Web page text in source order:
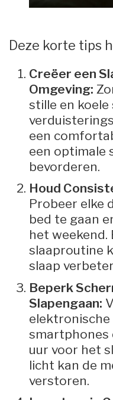
Deze korte tips
Creëer een
Omgeving:
stille en koele
een
een optimale
bevorderen.
Houd
Probeer elke
bed te gaan
het weekend.
slaaproutine
slaap
Beperk
Slapengaan:
elektronische
smartphones
uur voor het
licht kan de
verstoren.